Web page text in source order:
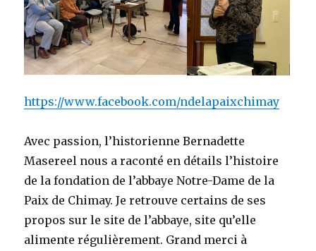
https://www.facebook.com/ndelapaixchimay
Avec passion, l’historienne Bernadette
Masereel nous a raconté en détails l’histoire
de la fondation de l’abbaye Notre-Dame de la
Paix de Chimay. Je retrouve certains de ses
propos sur le site de l’abbaye, site qu’elle
alimente régulièrement. Grand merci à